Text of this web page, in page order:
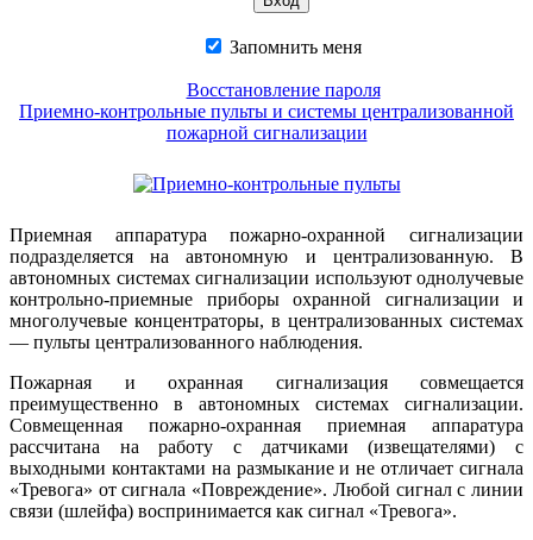
Запомнить меня
Восстановление пароля
Приемно-контрольные пульты и системы централизованной
пожарной сигнализации
Приемная аппаратура пожарно-охранной сигнализации
подразделяется на автономную и централизованную. В
автономных системах сигнализации используют однолучевые
контрольно-приемные приборы охранной сигнализации и
многолучевые концентраторы, в централизованных системах
— пульты централизованного наблюдения.
Пожарная и охранная сигнализация совмещается
преимущественно в автономных системах сигнализации.
Совмещенная пожарно-охранная приемная аппаратура
рассчитана на работу с датчиками (извещателями) с
выходными контактами на размыкание и не отличает сигнала
«Тревога» от сигнала «Повреждение». Любой сигнал с линии
связи (шлейфа) воспринимается как сигнал «Тревога».